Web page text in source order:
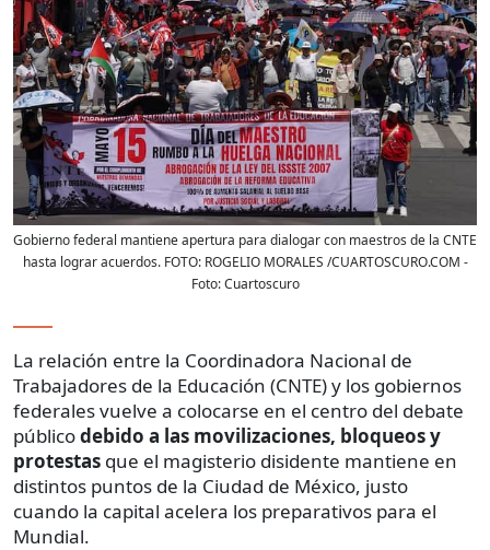
Gobierno federal mantiene apertura para dialogar con maestros de la CNTE
hasta lograr acuerdos. FOTO: ROGELIO MORALES /CUARTOSCURO.COM -
Foto:Cuartoscuro
La relación entre la Coordinadora Nacional de
Trabajadores de la Educación (CNTE) y los gobiernos
federales vuelve a colocarse en el centro del debate
públicodebido a las movilizaciones, bloqueos y
protestas que el magisterio disidente mantiene en
distintos puntos de la Ciudad de México, justo
cuando la capital acelera los preparativos para el
Mundial.